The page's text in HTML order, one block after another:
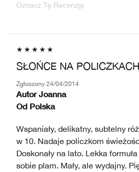
Oznacz Tę Recenzję
SŁOŃCE NA POLICZKACH
Zgłoszony 24/04/2014
Autor Joanna
Od Polska
Wspaniały, delikatny, subtelny
w 10. Nadaje policzkom
Doskonały na lato. Lekka
sobie plam. Mały, ale wydajny.